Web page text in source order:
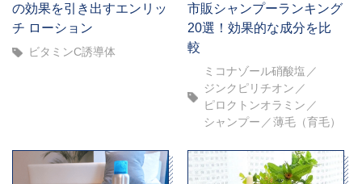
の効果を引き出すエンリッ
チ ローション
ビタミンC誘導体
市販シャンプーランキング
20選！効果的な成分を比
較
ミコナゾール硝酸塩
ジンクピリチオン
ピロクトンオラミン
シャンプー
薄毛（育毛）